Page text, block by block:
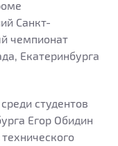
Санкт-
чемпионат
Екатеринбурга
студентов
Егор Обидин